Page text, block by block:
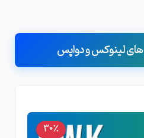
لینوکس و دواپس
30٪